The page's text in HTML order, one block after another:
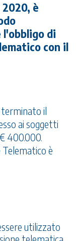
è
di
con il
terminato il
ai soggetti
400.000.
è
utilizzato